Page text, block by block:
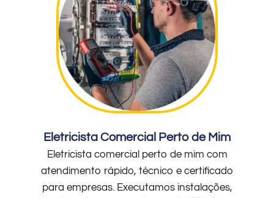
Eletricista Comercial Perto de Mim
Eletricista comercial perto de mim com
atendimento rápido, técnico e certificado
para empresas. Executamos instalações,